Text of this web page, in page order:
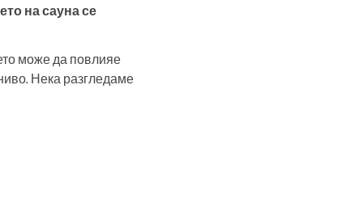
на сауна се
може да повлияе
Нека разгледаме